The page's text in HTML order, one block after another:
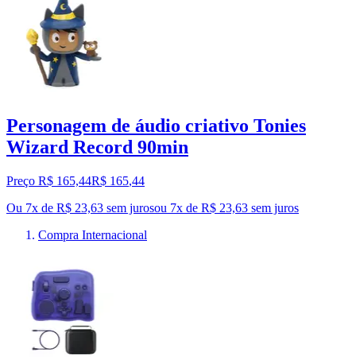
Personagem de áudio criativo Tonies
Wizard Record 90min
Preço R$ 165,44R$ 165,44
Ou 7x de R$ 23,63 sem jurosou 7x de R$ 23,63 sem juros
Compra Internacional